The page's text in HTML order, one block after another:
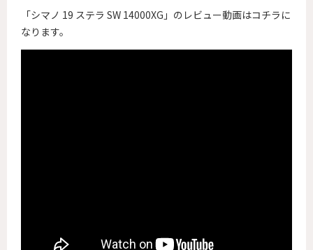
「シマノ 19 ステラ SW 14000XG」のレビュー動画はコチラに
なります。